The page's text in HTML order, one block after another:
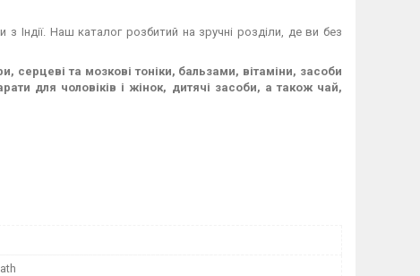
з Індії. Наш каталог розбитий на зручні розділи, де ви без
серцеві та мозкові тоніки, бальзами, вітаміни, засоби
для чоловіків і жінок, дитячі засоби, а також чай,